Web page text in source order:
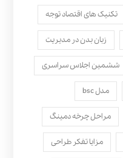
تکنیک های اقتصاد توجه
زبان بدن در مدیریت
ششمین اجلاس سراسری
مدل bsc
مراحل چرخه دمینگ
مزایا تفکر طراحی